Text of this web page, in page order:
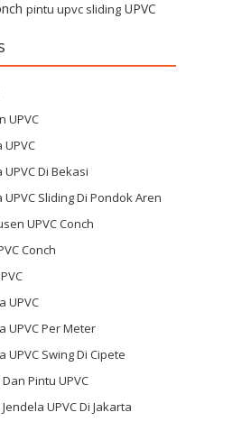
pintu upvc sliding UPVC
UPVC
Di Bekasi
UPVC Sliding Di Pondok Aren
UPVC Conch
Conch
UPVC
UPVC Per Meter
UPVC Swing Di Cipete
Pintu UPVC
UPVC Di Jakarta